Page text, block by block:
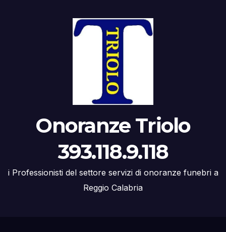
Onoranze Triolo
393.118.9.118
i Professionisti del settore servizi di onoranze funebri a
Reggio Calabria